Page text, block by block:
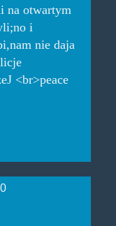
na otwartym
i
nie daja
<br>peace